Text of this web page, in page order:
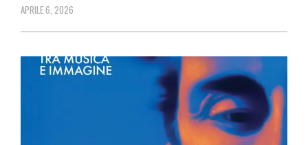
APRILE 6, 2026